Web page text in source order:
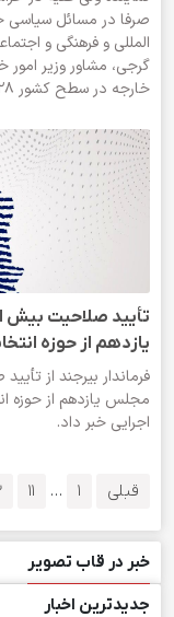
صرفا در مسائل سیاسی
المللی و فرهنگی و
گرجی، مشاور وزیر امور
خارجه در سطح کشور ۲۸ نمایندگی داخلی دارد.
یازدهم از حوزه
مجلس یازدهم از حوزه
اجرایی خبر داد.
قبلی 1
…
11
خبر در قاب تصویر
جدیدترین اخبار